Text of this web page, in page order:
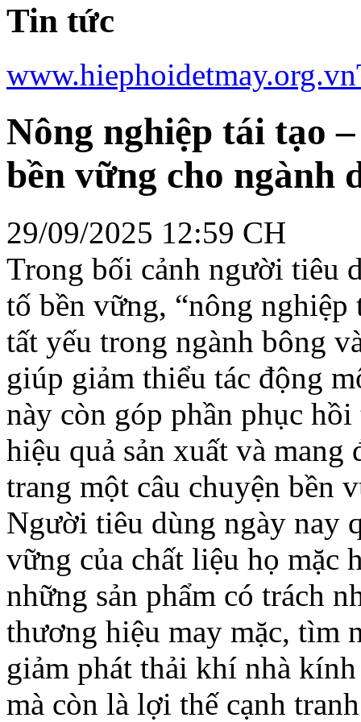
Tin tức
www.hiephoidetmay.org.vn
Nông nghiệp tái tạo
bền vững cho ngành
29/09/2025 12:59 CH
Trong bối cảnh người tiêu
tố bền vững, “nông
tất yếu trong ngành bông
giúp giảm thiểu tác động
này còn góp phần phục
hiệu quả sản xuất và
trang một câu chuyện bền
Người tiêu dùng ngày nay
vững của chất liệu họ mặc
những sản phẩm có trách
thương hiệu may mặc, tìm
giảm phát thải khí nhà
mà còn là lợi thế cạnh